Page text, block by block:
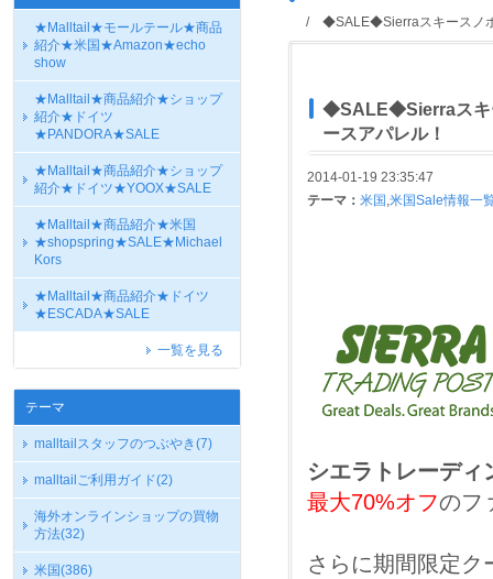
★Malltail★モールテール★商品
紹介★米国★Amazon★echo
show
★Malltail★商品紹介★ショップ
紹介★ドイツ
★PANDORA★SALE
★Malltail★商品紹介★ショップ
紹介★ドイツ★YOOX★SALE
★Malltail★商品紹介★米国
★shopspring★SALE★Michael
Kors
★Malltail★商品紹介★ドイツ
★ESCADA★SALE
一覧を見る
テーマ
malltailスタッフのつぶやき(7)
malltailご利用ガイド(2)
海外オンラインショップの買物
方法(32)
米国(386)
/ ◆SALE◆Sierraスキースノボ
◆SALE◆Sierraスキ
ースアパレル！
2014-01-19 23:35:47
テーマ： 米国 ,米国Sale情報一
シエラトレーディ
最大70%オフのフ
さらに期間限定ク